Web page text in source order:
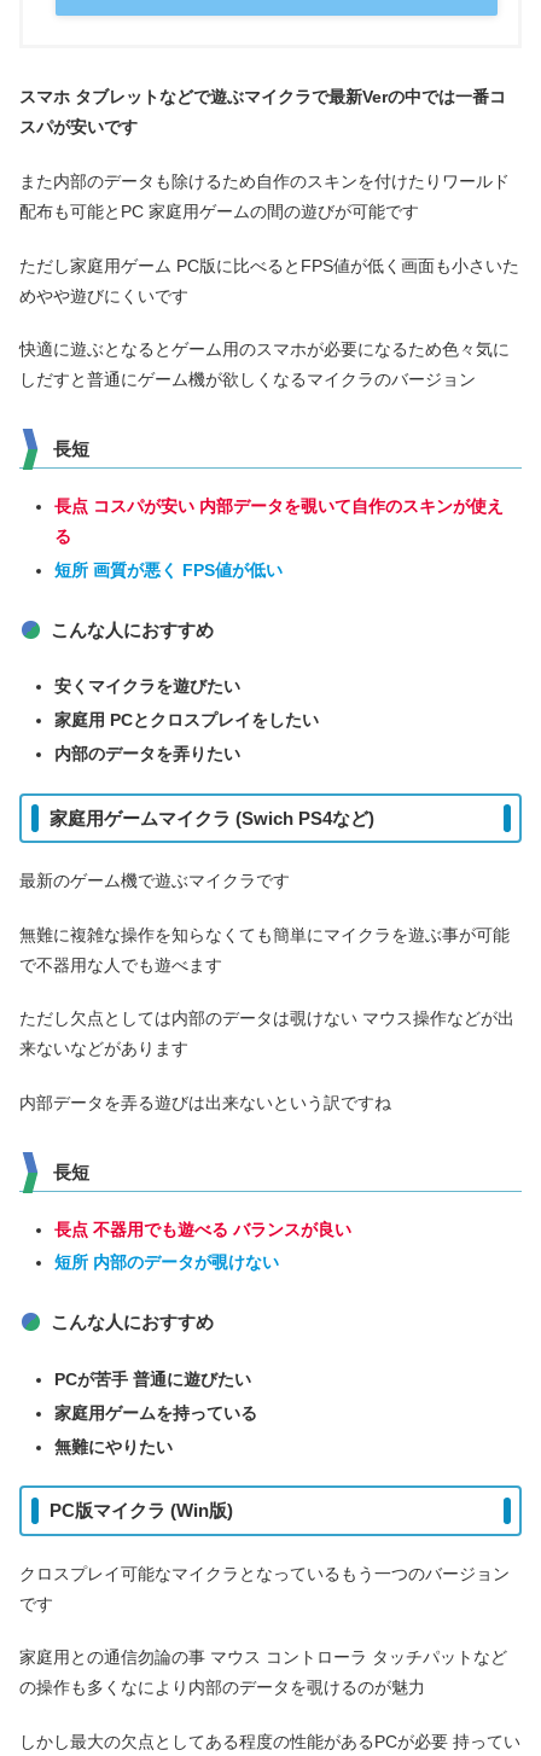
スマホ タブレットなどで遊ぶマイクラで最新Verの中では一番コ
スパが安いです
また内部のデータも除けるため自作のスキンを付けたりワールド
配布も可能とPC 家庭用ゲームの間の遊びが可能です
ただし家庭用ゲーム PC版に比べるとFPS値が低く画面も小さいた
めやや遊びにくいです
快適に遊ぶとなるとゲーム用のスマホが必要になるため色々気に
しだすと普通にゲーム機が欲しくなるマイクラのバージョン
長短
長点 コスパが安い 内部データを覗いて自作のスキンが使え
る
短所 画質が悪く FPS値が低い
こんな人におすすめ
安くマイクラを遊びたい
家庭用 PCとクロスプレイをしたい
内部のデータを弄りたい
家庭用ゲームマイクラ (Swich PS4など)
最新のゲーム機で遊ぶマイクラです
無難に複雑な操作を知らなくても簡単にマイクラを遊ぶ事が可能
で不器用な人でも遊べます
ただし欠点としては内部のデータは覗けない マウス操作などが出
来ないなどがあります
内部データを弄る遊びは出来ないという訳ですね
長短
長点 不器用でも遊べる バランスが良い
短所 内部のデータが覗けない
こんな人におすすめ
PCが苦手 普通に遊びたい
家庭用ゲームを持っている
無難にやりたい
PC版マイクラ (Win版)
クロスプレイ可能なマイクラとなっているもう一つのバージョン
です
家庭用との通信勿論の事 マウス コントローラ タッチパットなど
の操作も多くなにより内部のデータを覗けるのが魅力
しかし最大の欠点としてある程度の性能があるPCが必要 持ってい